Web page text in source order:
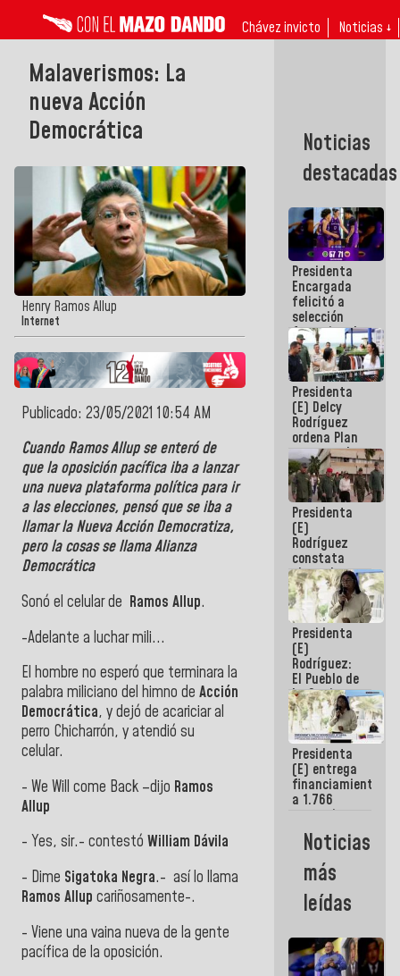
Chávez invicto Noticias ↓
Malaverismos: La
nueva Acción
Democrática
Henry Ramos Allup
Internet
Publicado: 23/05/2021 10:54 AM
Cuando Ramos Allup se enteró de
que la oposición pacífica iba a lanzar
una nueva plataforma política para ir
a las elecciones, pensó que se iba a
llamar la Nueva Acción Democratiza,
pero la cosas se llama Alianza
Democrática
Sonó el celular de Ramos Allup.
-Adelante a luchar mili...
El hombre no esperó que terminara la
palabra miliciano del himno de Acción
Democrática, y dejó de acariciar al
perro Chicharrón, y atendió su
celular.
- We Will come Back –dijo Ramos
Allup
- Yes, sir.- contestó William Dávila
- Dime Sigatoka Negra.- así lo llama
Ramos Allup cariñosamente-.
- Viene una vaina nueva de la gente
pacífica de la oposición.
Noticias
destacadas
Presidenta
Encargada
felicitó a
selección
femenina de
baloncesto
por su
clasificación
a la
AmeriCup
2027
Presidenta
(E) Delcy
Rodríguez
ordena Plan
maestro de
desarrollo
logístico y
turístico
para La
Guaira
Presidenta
(E)
Rodríguez
constata
obras de
rehabilitación
de Escuela
Militar de
Mamo en La
Guaira
Presidenta
(E)
Rodríguez:
El Pueblo de
La Guaira
siempre
estará
acompañada
por el
Gobierno
Nacional
Presidenta
(E) entrega
financiamientos
a 1.766
comerciantes
emprendedores
afectados
por
terremotos
Noticias
más
leídas